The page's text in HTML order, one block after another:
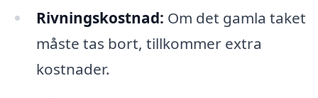
Rivningskostnad: Om det gamla taket
måste tas bort, tillkommer extra
kostnader.